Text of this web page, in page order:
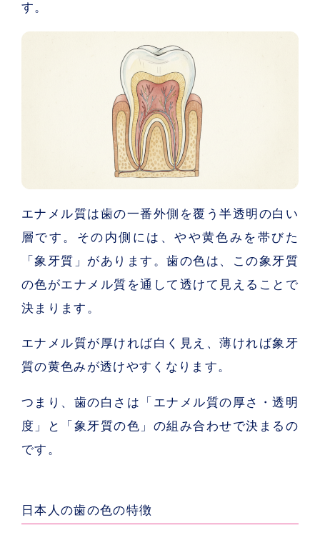
す。
エナメル質は歯の一番外側を覆う半透明の白い
層です。その内側には、やや黄色みを帯びた
「象牙質」があります。歯の色は、この象牙質
の色がエナメル質を通して透けて見えることで
決まります。
エナメル質が厚ければ白く見え、薄ければ象牙
質の黄色みが透けやすくなります。
つまり、歯の白さは「エナメル質の厚さ・透明
度」と「象牙質の色」の組み合わせで決まるの
です。
日本人の歯の色の特徴